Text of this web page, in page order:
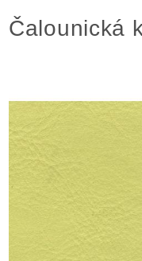
Čalounická